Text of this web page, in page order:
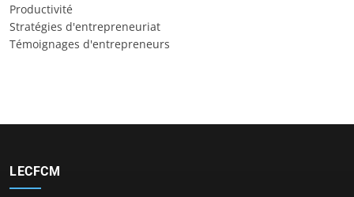
Productivité
Stratégies d'entrepreneuriat
Témoignages d'entrepreneurs
LECFCM